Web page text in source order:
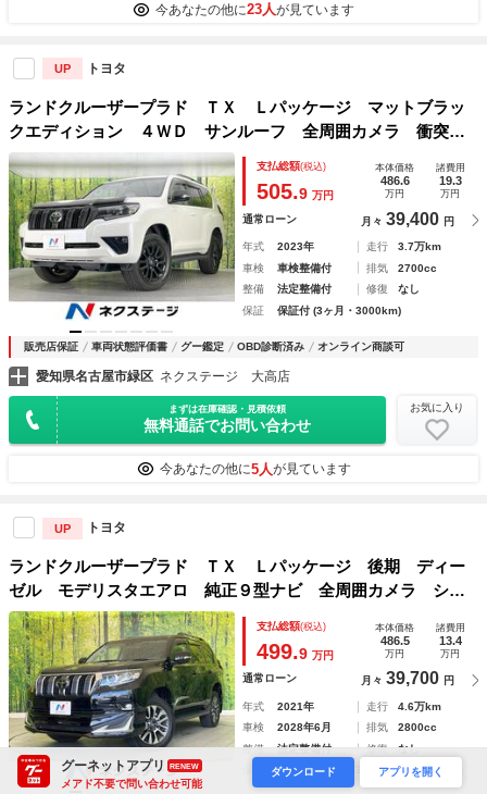
今あなたの他に23人が見ています
UP トヨタ
ランドクルーザープラド ＴＸ Ｌパッケージ マットブラッ
クエディション ４ＷＤ サンルーフ 全周囲カメラ 衝突被
害軽減システム レーダークルーズ 禁煙車 レザーシート
前席シートエアコン ドラレコ コーナーセンサー スマート
キー ＬＥＤヘッド ルーフレール ＥＴＣ２．０
支払総額(税込)
505.9 万円
本体価格
486.6
万円
諸費用
19.3
万円
通常ローン 月々 39,400 円
年式 2023年 走行
3.7万km
車検
車検整備付 排気
2700cc
整備
法定整備付 修復
なし
保証
保証付 (3ヶ月・3000km)
販売店保証 車両状態評価書 グー鑑定 OBD診断済み オンライン商談可
愛知県名古屋市緑区 ネクステージ 大高店
まずは在庫確認・見積依頼
無料通話でお問い合わせ
お気に入り
今あなたの他に5人が見ています
UP トヨタ
ランドクルーザープラド ＴＸ Ｌパッケージ 後期 ディー
ゼル モデリスタエアロ 純正９型ナビ 全周囲カメラ シー
トベンチレーション シートヒーター ドラレコ ＥＴＣ２．
０ ＢＳＭ レーダークルーズ コーナーセンサー セーフ
ティセンス
支払総額(税込)
499.9 万円
本体価格
486.5
万円
諸費用
13.4
万円
通常ローン 月々 39,700 円
年式 2021年 走行
4.6万km
車検
2028年6月 排気
2800cc
整備
法定整備付 修復
なし
保証付 (3ヶ月・3000km)
グーネットアプリ RENEW
メアド不要で問い合わせ可能
ダウンロード アプリを開く